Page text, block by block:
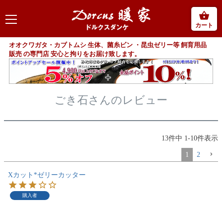
カート
オオクワガタ・カブトムシ 生体、菌糸ビン ・昆虫ゼリー等 飼育用品
販売 の専門店 安心と拘りをお届け致します。
ごき石さんのレビュー
13件中 1 -10件表示
1 2
Xカット*ゼリーカッター
購入者